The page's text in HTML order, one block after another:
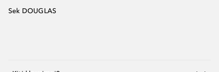
Sek DOUGLAS